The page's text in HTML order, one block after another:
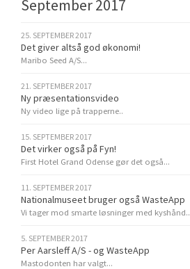
September 2017
25. SEPTEMBER 2017
Det giver altså god økonomi!
Maribo Seed A/S...
21. SEPTEMBER 2017
Ny præsentationsvideo
Ny video lige på trapperne..
15. SEPTEMBER 2017
Det virker også på Fyn!
First Hotel Grand Odense gør det også...
11. SEPTEMBER 2017
Nationalmuseet bruger også WasteApp
Vi tager mod smarte løsninger med kyshånd..
5. SEPTEMBER 2017
Per Aarsleff A/S - og WasteApp
Mastodonten har valgt...